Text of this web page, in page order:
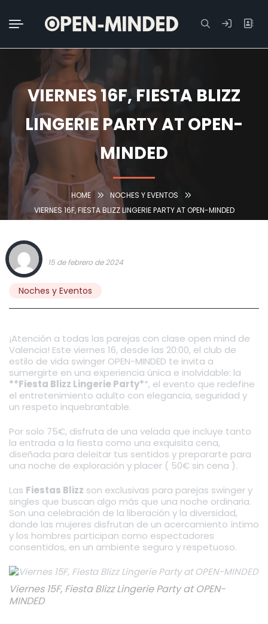
Buscar:
VIERNES 16F, FIESTA BLIZZ
LINGERIE PARTY AT OPEN-
MINDED
HOME
NOCHES Y EVENTOS
VIERNES 16F, FIESTA BLIZZ LINGERIE PARTY AT OPEN-MINDED
15 de febrero de 2024
Noches y Eventos
¡Atención a todas las parejas con clase open mind de
Valencia! Este viernes 16, desde las 20:00, el club de
estilo de vida swinger OPEN-MINDED te invita a
sumergirte en una experiencia única e inolvidable: la
**Fiesta Blizz Lingerie Party**, el evento que redefine
el entretenimiento adulto con elegancia, seguridad y
un respeto inquebrantable.
Por solo 75€, disfruta de una velada que incluye tanto
la entrada a la fiesta como una exquisita cena,
diseñada para deleitar tus sentidos y prepararte para
una noche de exploración y placer ( 50€ sin cena ).
Las Fiestas Blizz son exclusivas para parejas swinger y
singles que buscan algo más que una noche ordinaria.
Son una celebración de la liberación y la diversidad,
donde las mujeres disfrutan de un acercamiento íntimo
y los hombres participan como espectadores
consentidos, en un ambiente seguro y respetuoso.
Viernes 15F, Fiesta Blizz Lingerie Party at OPEN-
MINDED